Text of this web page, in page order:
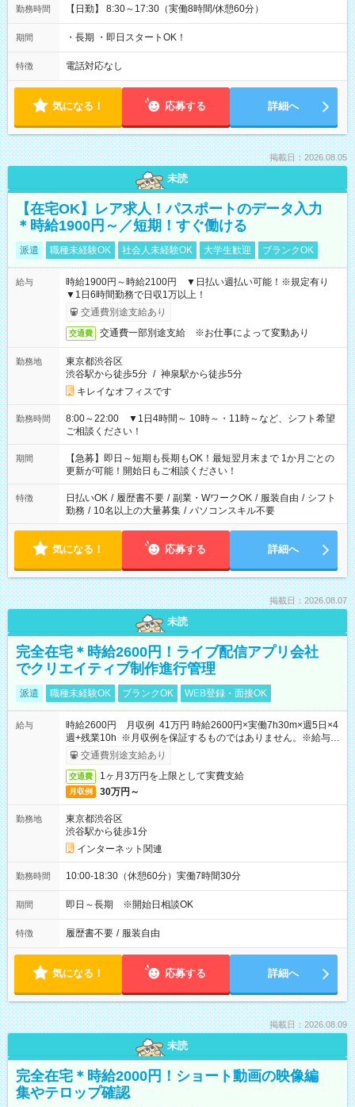
勤務時間 【日勤】 8:30～17:30（実働8時間/休憩60分）
期間 ・長期 ・即日スタートOK！
特徴 電話対応なし
気になる！ 応募する 詳細へ
掲載日：2026.08.05
未読
【在宅OK】レア求人！パスポートのデータ入力
＊時給1900円～／短期！すぐ働ける
派遣 職種未経験OK 社会人未経験OK 大学生歓迎 ブランクOK
給与
時給1900円～時給2100円 ▼日払い週払い可能！※規定有り
▼1日6時間勤務で日収1万以上！
交通費別途支給あり
交通費 交通費一部別途支給 ※お仕事によって変動あり
勤務地
東京都渋谷区
渋谷駅から徒歩5分 / 神泉駅から徒歩5分
キレイなオフィスです
勤務時間
8:00～22:00 ▼1日4時間～ 10時～・11時～など、シフト希望
ご相談ください！
期間
【急募】即日～短期も長期もOK！最短翌月末まで 1か月ごとの
更新が可能！開始日もご相談ください！
特徴 日払いOK / 履歴書不要 / 副業・WワークOK / 服装自由 / シフト
勤務 / 10名以上の大量募集 / パソコンスキル不要
気になる！ 応募する 詳細へ
掲載日：2026.08.07
未読
完全在宅＊時給2600円！ライブ配信アプリ会社
でクリエイティブ制作進行管理
派遣 職種未経験OK ブランクOK WEB登録・面接OK
給与
時給2600円 月収例 41万円 時給2600円×実働7h30m×週5日×4
週+残業10h ※月収例を保証するものではありません。※給与即
受取りサービス利用可（利用条件有）
交通費別途支給あり
交通費 1ヶ月3万円を上限として実費支給
月収例 30万円～
勤務地
東京都渋谷区
渋谷駅から徒歩1分
インターネット関連
勤務時間 10:00-18:30（休憩60分）実働7時間30分
期間 即日～長期 ※開始日相談OK
特徴 履歴書不要 / 服装自由
気になる！ 応募する 詳細へ
掲載日：2026.08.09
未読
完全在宅＊時給2000円！ショート動画の映像編
集やテロップ確認